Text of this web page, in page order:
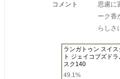
コメント
思慮に
ーク香
らしさ
ランガトゥン スイ
ト ジェイコブズド
スク140
49.1%